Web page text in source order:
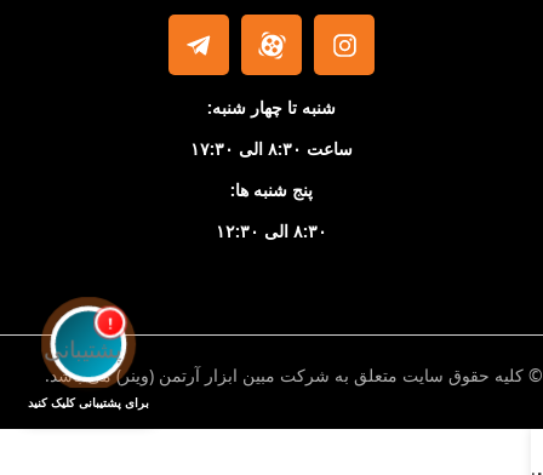
شنبه تا چهار شنبه:
ساعت ۸:۳۰ الی ۱۷:۳۰
پنج شنبه ها:
۸:۳۰ الی ۱۲:۳۰
© کلیه حقوق سایت متعلق به شرکت مبین ابزار آرتمن (وینر) می باشد.
!
برای پشتیبانی کلیک کنید